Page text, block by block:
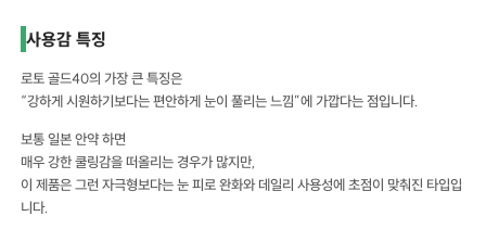
사용감 특징
로토 골드40의 가장 큰 특징은
“강하게 시원하기보다는 편안하게 눈이 풀리는 느낌”에 가깝다는 점입니다.
보통 일본 안약 하면
매우 강한 쿨링감을 떠올리는 경우가 많지만,
이 제품은 그런 자극형보다는 눈 피로 완화와 데일리 사용성에 초점이 맞춰진 타입입
니다.